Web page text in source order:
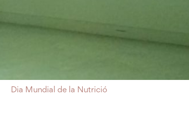
Dia Mundial de la Nutrició